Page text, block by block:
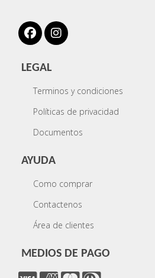
LEGAL
Terminos y condiciones
Políticas de privacidad
Documentos
AYUDA
Como comprar
Contactenos
Área de clientes
MEDIOS DE PAGO